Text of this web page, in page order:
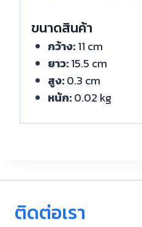
ขนาดสินค้า
กว้าง:11 cm
ยาว:15.5 cm
สูง:0.3 cm
หน้ก:0.02 kg
ติดต่อเรา